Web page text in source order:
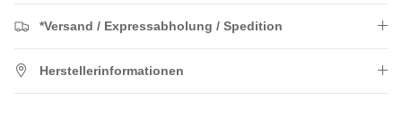
*Versand / Expressabholung / Spedition
Herstellerinformationen